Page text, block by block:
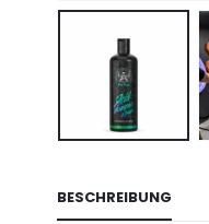
BESCHREIBUNG